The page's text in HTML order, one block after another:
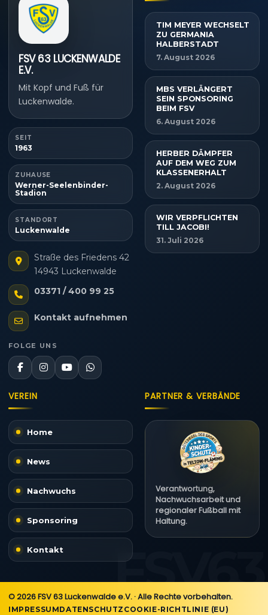
FSV 63 LUCKENWALDE
E.V.
Mit Kopf und Fuß für
Luckenwalde.
SEIT
1963
ZUHAUSE
Werner-Seelenbinder-
Stadion
STANDORT
Luckenwalde
Straße des Friedens 42
14943 Luckenwalde
03371 / 400 99 25
Kontakt aufnehmen
FOLGE UNS
TIM MEYER WECHSELT
ZU GERMANIA
HALBERSTADT
7. August 2026
MBS VERLÄNGERT
SEIN SPONSORING
BEIM FSV
6. August 2026
HERBER DÄMPFER
AUF DEM WEG ZUM
KLASSENERHALT
2. August 2026
WIR VERPFLICHTEN
TILL JACOBI!
31. Juli 2026
VEREIN
Home
News
Nachwuchs
Sponsoring
Kontakt
PARTNER & VERBÄNDE
Verantwortung,
Nachwuchsarbeit und
regionaler Fußball mit
Haltung.
© 2026 FSV 63 Luckenwalde e.V. · Alle Rechte vorbehalten.
IMPRESSUMDATENSCHUTZ COOKIE-RICHTLINIE (EU)